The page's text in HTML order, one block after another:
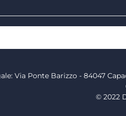
Via Ponte Barizzo - 84047
© 2022